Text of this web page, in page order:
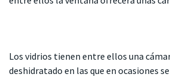
Los vidrios tienen entre ellos una
deshidratado en las que en ocasiones